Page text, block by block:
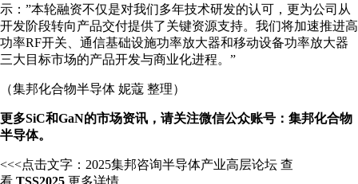
示：”本轮融资不仅是对我们多年技术研发的认可，更为公司从
开发阶段转向产品交付提供了关键资源支持。我们将加速推进高
功率RF开关、通信基础设施功率放大器和移动设备功率放大器
三大目标市场的产品开发与商业化进程。”
（集邦化合物半导体 妮蔻 整理）
更多SiC和GaN的市场资讯，请关注微信公众账号：集邦化合物
半导体。
<<<点击文字： 2025集邦咨询半导体产业高层论坛 查
看 TSS2025 更多详情